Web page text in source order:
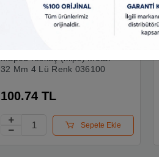
Maped Kıskaç (klips) Metal
32 Mm 4 Lü Renk 036100
100.74 TL
Sepete Ekle